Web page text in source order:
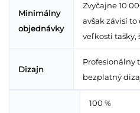
Minimálny
objednávky
Zvyčajne 10
avšak závisí
veľkosti tašky,
Dizajn
Profesionálny
bezplatný
100 %